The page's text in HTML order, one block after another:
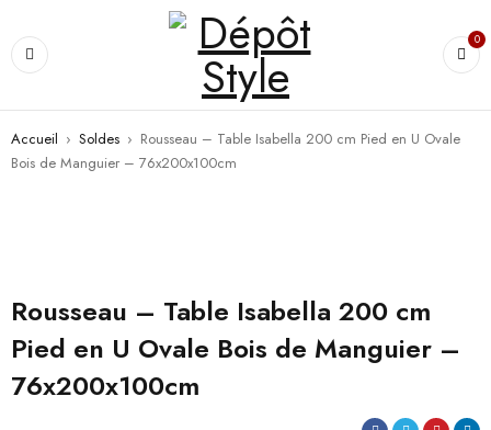
0
Accueil › Soldes › Rousseau – Table Isabella 200 cm Pied en U Ovale
Bois de Manguier – 76x200x100cm
Rousseau – Table Isabella 200 cm
Pied en U Ovale Bois de Manguier –
76x200x100cm